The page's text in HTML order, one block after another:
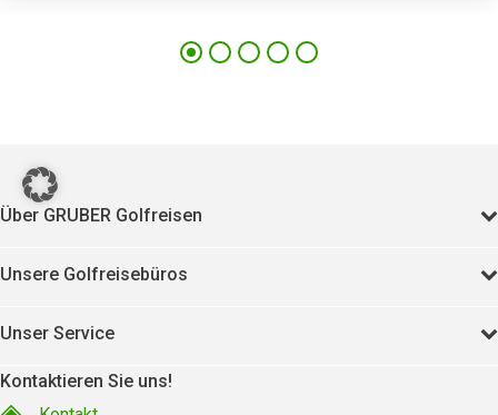
Über GRUBER Golfreisen
Unsere Golfreisebüros
Unser Service
Kontaktieren Sie uns!